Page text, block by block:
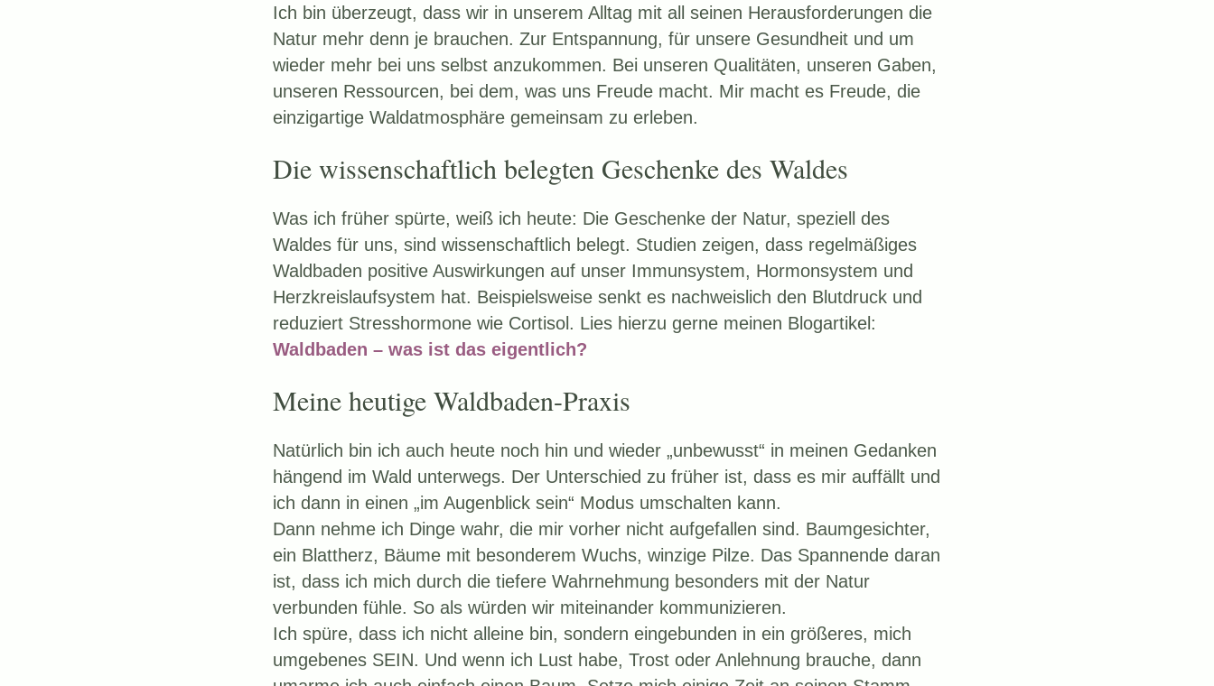
Ich bin überzeugt, dass wir in unserem Alltag mit all seinen Herausforderungen die
Natur mehr denn je brauchen. Zur Entspannung, für unsere Gesundheit und um
wieder mehr bei uns selbst anzukommen. Bei unseren Qualitäten, unseren Gaben,
unseren Ressourcen, bei dem, was uns Freude macht. Mir macht es Freude, die
einzigartige Waldatmosphäre gemeinsam zu erleben.
Die wissenschaftlich belegten Geschenke des Waldes
Was ich früher spürte, weiß ich heute: Die Geschenke der Natur, speziell des
Waldes für uns, sind wissenschaftlich belegt. Studien zeigen, dass regelmäßiges
Waldbaden positive Auswirkungen auf unser Immunsystem, Hormonsystem und
Herzkreislaufsystem hat. Beispielsweise senkt es nachweislich den Blutdruck und
reduziert Stresshormone wie Cortisol. Lies hierzu gerne meinen Blogartikel:
Waldbaden – was ist das eigentlich?
Meine heutige Waldbaden-Praxis
Natürlich bin ich auch heute noch hin und wieder „unbewusst“ in meinen Gedanken
hängend im Wald unterwegs. Der Unterschied zu früher ist, dass es mir auffällt und
ich dann in einen „im Augenblick sein“ Modus umschalten kann.
Dann nehme ich Dinge wahr, die mir vorher nicht aufgefallen sind. Baumgesichter,
ein Blattherz, Bäume mit besonderem Wuchs, winzige Pilze. Das Spannende daran
ist, dass ich mich durch die tiefere Wahrnehmung besonders mit der Natur
verbunden fühle. So als würden wir miteinander kommunizieren.
Ich spüre, dass ich nicht alleine bin, sondern eingebunden in ein größeres, mich
umgebenes SEIN. Und wenn ich Lust habe, Trost oder Anlehnung brauche, dann